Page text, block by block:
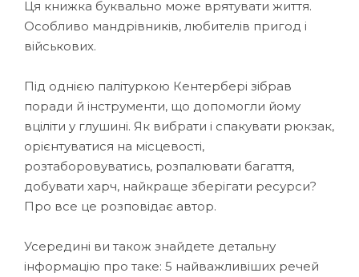
Ця книжка буквально може врятувати життя.
Особливо мандрівників, любителів пригод і
військових.
Під однією палітуркою Кентербері зібрав
поради й інструменти, що допомогли йому
вціліти у глушині. Як вибрати і спакувати рюкзак,
орієнтуватися на місцевості,
розтаборовуватись, розпалювати багаття,
добувати харч, найкраще зберігати ресурси?
Про все це розповідає автор.
Усередині ви також знайдете детальну
інформацію про таке: 5 найважливіших речей